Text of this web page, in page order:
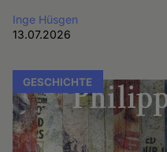
Inge Hüsgen
13.07.2026
GESCHICHTE